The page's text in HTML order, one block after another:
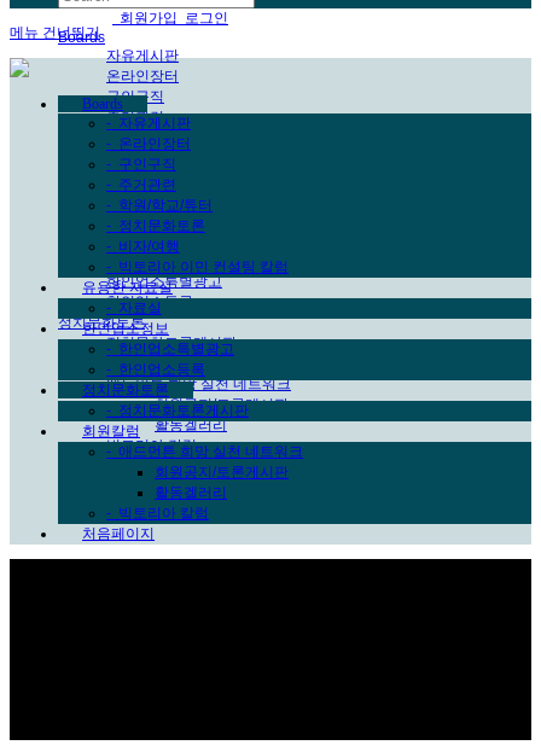
회원가입
로그인
Boards
자유게시판
온라인장터
구인구직
주거관련
학원/학교/튜터
정치문화토론
비자/여행
빅토리아 이민 컨설팅 칼럼
유용한 자료실
자료실
한인업소정보
한인업소특별광고
한인업소등록
정치문화토론
정치문화토론게시판
회원칼럼
애드먼튼 희망 실천 네트워크
회원공지/토론게시판
활동겔러리
빅토리아 칼럼
메뉴 건너뛰기
Boards
- 자유게시판
- 온라인장터
- 구인구직
- 주거관련
- 학원/학교/튜터
- 정치문화토론
- 비자/여행
- 빅토리아 이민 컨설팅 칼럼
유용한 자료실
- 자료실
한인업소정보
- 한인업소특별광고
- 한인업소등록
정치문화토론
- 정치문화토론게시판
회원칼럼
- 애드먼튼 희망 실천 네트워크
회원공지/토론게시판
활동겔러리
- 빅토리아 칼럼
처음페이지